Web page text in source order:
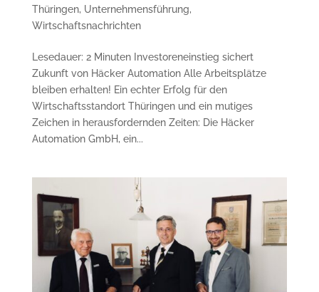
Thüringen, Unternehmensführung,
Wirtschaftsnachrichten
Lesedauer: 2 Minuten Investoreneinstieg sichert
Zukunft von Häcker Automation Alle Arbeitsplätze
bleiben erhalten! Ein echter Erfolg für den
Wirtschaftsstandort Thüringen und ein mutiges
Zeichen in herausfordernden Zeiten: Die Häcker
Automation GmbH, ein...